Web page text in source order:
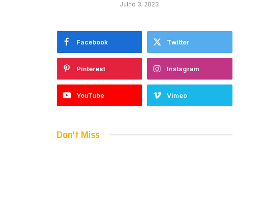
Julho 3, 2023
Facebook Twitter
Pinterest Instagram
YouTube Vimeo
Don't Miss